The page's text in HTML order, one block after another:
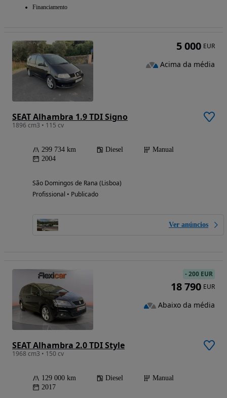
Financiamento
SEAT Alhambra 1.9 TDI Signo
1896 cm3 • 115 cv
299 734 km Diesel
Manual
2004
São Domingos de Rana (Lisboa)
Profissional • Publicado
Ver anúncios
5 000 EUR
Acima da média
SEAT Alhambra 2.0 TDI Style
1968 cm3 • 150 cv
129 000 km Diesel
Manual
2017
-200 EUR
18 790 EUR
Abaixo da média